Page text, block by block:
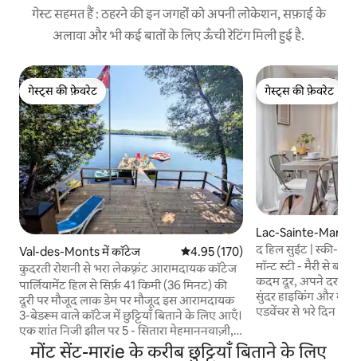
गेस्ट सहमत हैं : ठहरने की इन जगहों को अपनी लोकेशन, सफ़ाई के
अलावा और भी कई बातों के लिए ऊँची रेटिंग मिली हुई है.
गेस्ट्स की फ़ेवरेट
गेस्ट्स की फ़ेवरेट
Val-des-Monts में कॉटेज औसत रेटिंग 5 में से 4.95, 170 समीक्षाएँ
4.95 (170)
कुदरती रोशनी से भरा लेकफ़्रंट आरामदायक कॉटेज
पार्लियामेंट हिल से सिर्फ़ 41 किमी (36 मिनट) की
दूरी पर मौजूद लाक डेम पर मौजूद इस आरामदायक
3-बेडरूम वाले कॉटेज में छुट्टियाँ बिताने के लिए आएँ।
एक शांत निजी झील पर 5 - सितारा मेहमाननवाज़ी,
क्रिस्टल - साफ़ खरपतवार रहित पानी और दक्षिण की
गेस्ट्स की फ़ेवरेट
गेस्ट्स की फ़ेवरेट
Lac-Sainte-Marie
द हिल सुईट | स्की-
टेबल
मॉन्ट स्टी - मैरी से
कदम दूर, अपने दरवाज़े
सुंदर हाइकिंग और
एडवेंचर से भरे दिन के
टीवी पर अपनी
वाई-फ़ाई, एयर
मोंट सेंट-मारie के करीब छुट्टियाँ बिताने के लिए